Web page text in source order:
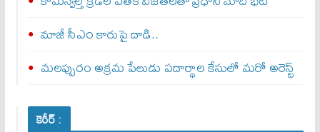
మాజీ సీఎం కారుపై దాడి..
మలప్పురం అక్రమ పేలుడు పదార్థాల కేసులో మరో అరెస్ట్‌
కెరీర్ :